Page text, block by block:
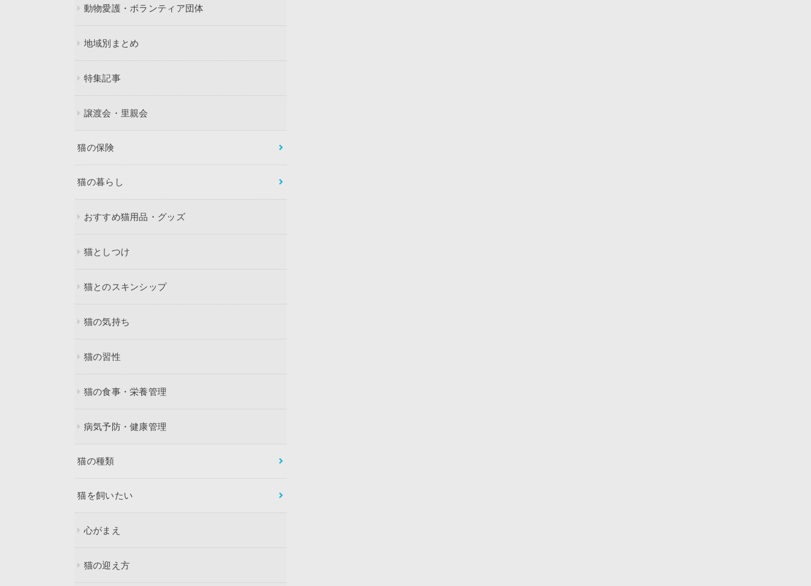
動物愛護・ボランティア団体
地域別まとめ
特集記事
譲渡会・里親会
猫の保険
猫の暮らし
おすすめ猫用品・グッズ
猫としつけ
猫とのスキンシップ
猫の気持ち
猫の習性
猫の食事・栄養管理
病気予防・健康管理
猫の種類
猫を飼いたい
心がまえ
猫の迎え方